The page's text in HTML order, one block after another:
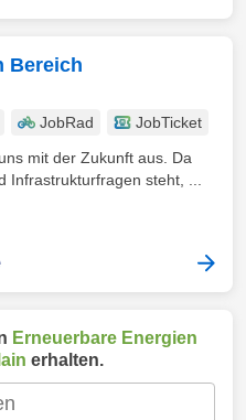
Bereich
JobRad
JobTicket
mit der Zukunft aus. Da
Infrastrukturfragen steht, ...
Erneuerbare Energien
erhalten.